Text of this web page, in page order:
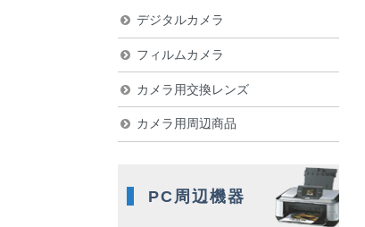
デジタルカメラ
フィルムカメラ
カメラ用交換レンズ
カメラ用周辺商品
PC周辺機器